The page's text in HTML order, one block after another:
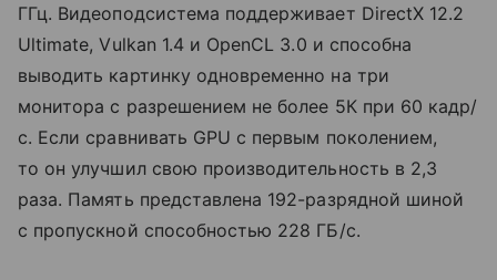
ГГц. Видеоподсистема поддерживает DirectX 12.2
Ultimate, Vulkan 1.4 и OpenCL 3.0 и способна
выводить картинку одновременно на три
монитора с разрешением не более 5К при 60 кадр/
с. Если сравнивать GPU с первым поколением,
то он улучшил свою производительность в 2,3
раза. Память представлена 192-разрядной шиной
с пропускной способностью 228 ГБ/с.